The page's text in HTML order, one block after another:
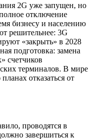
2G уже запущен, но
отключение
бизнесу и населению
решительнее: 3G
«закрыть» в 2028
подготовка: замена
счетчиков
терминалов. В мире
отказаться от
проводятся в
завершиться к